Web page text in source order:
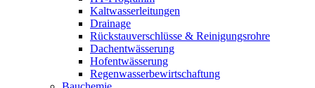
Kaltwasserleitungen
Drainage
Rückstauverschlüsse & Reinigungsrohre
Dachentwässerung
Hofentwässerung
Regenwasserbewirtschaftung